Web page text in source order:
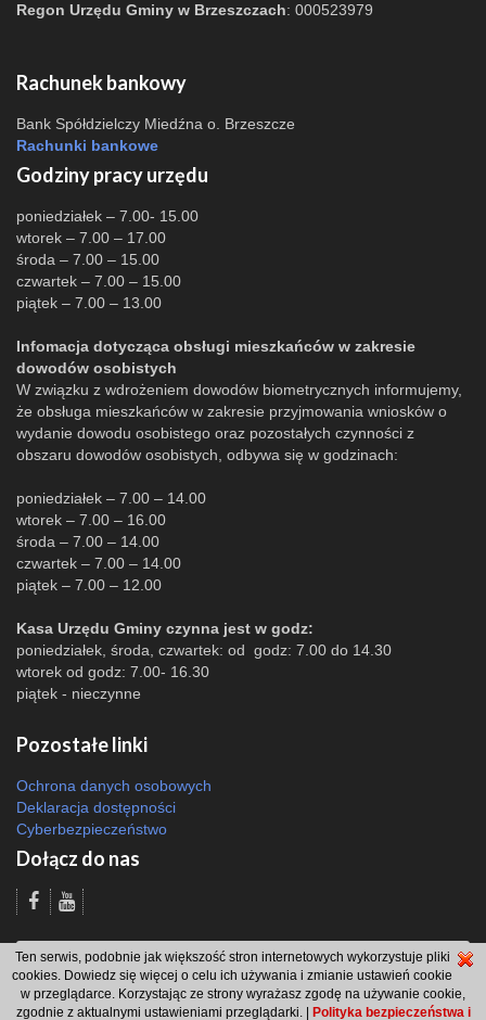
Regon Urzędu Gminy w Brzeszczach: 000523979
Rachunek bankowy
Bank Spółdzielczy Miedźna o. Brzeszcze
Rachunki bankowe
Godziny pracy urzędu
poniedziałek – 7.00- 15.00
wtorek – 7.00 – 17.00
środa – 7.00 – 15.00
czwartek – 7.00 – 15.00
piątek – 7.00 – 13.00
Infomacja dotycząca obsługi mieszkańców w zakresie
dowodów osobistych
W związku z wdrożeniem dowodów biometrycznych informujemy,
że obsługa mieszkańców w zakresie przyjmowania wniosków o
wydanie dowodu osobistego oraz pozostałych czynności z
obszaru dowodów osobistych, odbywa się w godzinach:
poniedziałek – 7.00 – 14.00
wtorek – 7.00 – 16.00
środa – 7.00 – 14.00
czwartek – 7.00 – 14.00
piątek – 7.00 – 12.00
Kasa Urzędu Gminy czynna jest w godz:
poniedziałek, środa, czwartek: od godz: 7.00 do 14.30
wtorek od godz: 7.00- 16.30
piątek - nieczynne
Pozostałe linki
Ochrona danych osobowych
Deklaracja dostępności
Cyberbezpieczeństwo
Dołącz do nas
Odsłon: 3746 | |Polityka bezpieczeństwa i polityka cookies|Redakcja|2007
- 2026 © Gmina Brzeszcze
projekt: Wdesk
Ten serwis, podobnie jak większość stron internetowych wykorzystuje pliki
cookies. Dowiedz się więcej o celu ich używania i zmianie ustawień cookie
w przeglądarce. Korzystając ze strony wyrażasz zgodę na używanie cookie,
zgodnie z aktualnymi ustawieniami przeglądarki. |
Polityka bezpieczeństwa i